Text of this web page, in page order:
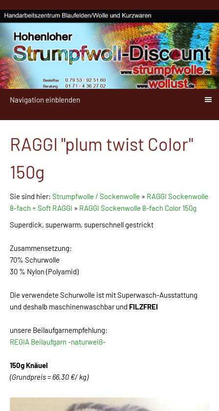
Navigation einblenden
RAGGI "plum twist Color"
150g
Sie sind hier: Strumpfwolle / Sockenwolle » RAGGI Sockenwolle
8-fach + Soft RAGGI » RAGGI Sockenwolle 8-fach Color 150g
Superdick, superwarm, superschnell gestrickt
Zusammensetzung:
70% Schurwolle
30 % Nylon (Polyamid)
Die verwendete Schurwolle ist mit Superwasch-Ausstattung
und deshalb maschinenwaschbar und FILZFREI
unsere Beilaufgarnempfehlung:
REGIA Beilaufgarn -naturweiß-
150g Knäuel
(Grundpreis = 66,30 €/ kg)